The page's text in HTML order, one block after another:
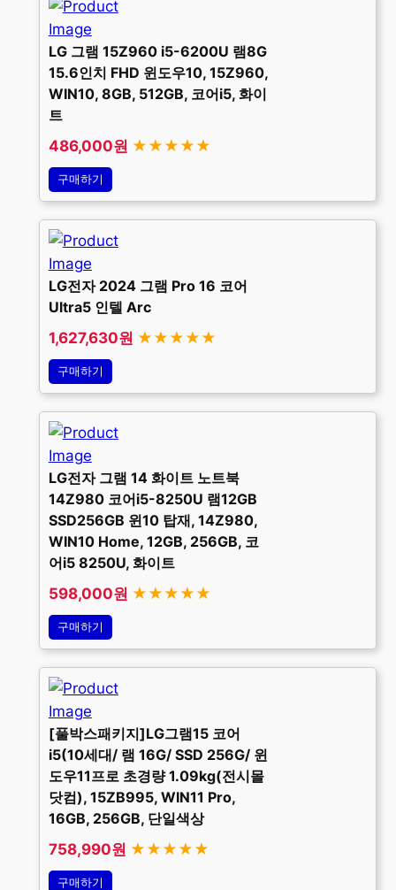
LG 그램 15Z960 i5-6200U 램8G
15.6인치 FHD 윈도우10, 15Z960,
WIN10, 8GB, 512GB, 코어i5, 화이
트
486,000원 ★★★★★
구매하기
LG전자 2024 그램 Pro 16 코어
Ultra5 인텔 Arc
1,627,630원 ★★★★★
구매하기
LG전자 그램 14 화이트 노트북
14Z980 코어i5-8250U 램12GB
SSD256GB 윈10 탑재, 14Z980,
WIN10 Home, 12GB, 256GB, 코
어i5 8250U, 화이트
598,000원 ★★★★★
구매하기
[풀박스패키지]LG그램15 코어
i5(10세대/ 램 16G/ SSD 256G/ 윈
도우11프로 초경량 1.09kg(전시몰
닷컴), 15ZB995, WIN11 Pro,
16GB, 256GB, 단일색상
758,990원 ★★★★★
구매하기